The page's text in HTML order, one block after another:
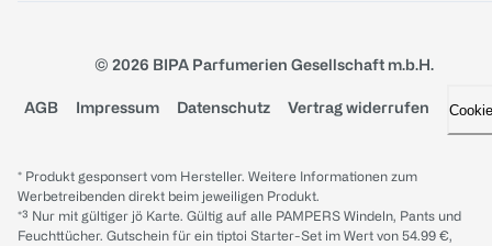
© 2026 BIPA Parfumerien Gesellschaft m.b.H.
AGB Impressum Datenschutz Vertrag widerrufen
* Produkt gesponsert vom Hersteller. Weitere Informationen zum
Werbetreibenden direkt beim jeweiligen Produkt.
*³ Nur mit gültiger jö Karte. Gültig auf alle PAMPERS Windeln, Pants und
Feuchttücher. Gutschein für ein tiptoi Starter-Set im Wert von 54.99 €,